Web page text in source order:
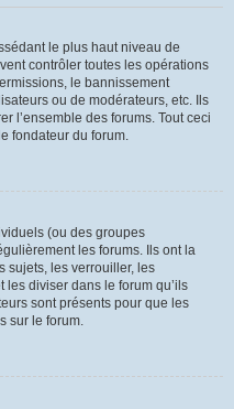
le plus haut niveau de
contrôler toutes les opérations
le bannissement
ou de modérateurs, etc. Ils
l’ensemble des forums. Tout ceci
fondateur du forum.
(ou des groupes
les forums. Ils ont la
sujets, les verrouiller, les
diviser dans le forum qu’ils
sont présents pour que les
sur le forum.